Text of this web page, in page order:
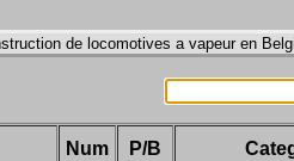
Num P/B